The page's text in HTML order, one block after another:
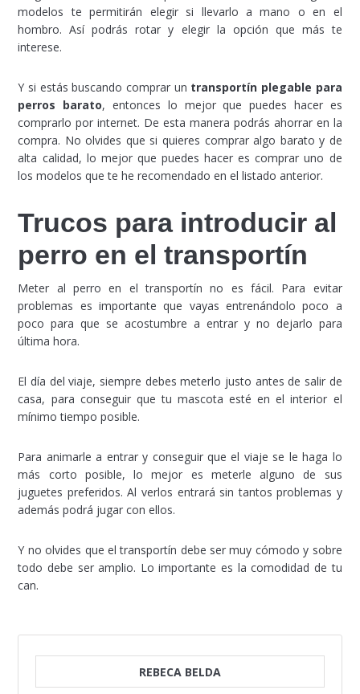
modelos te permitirán elegir si llevarlo a mano o en el
hombro. Así podrás rotar y elegir la opción que más te
interese.
Y si estás buscando comprar un transportín plegable para
perros barato, entonces lo mejor que puedes hacer es
comprarlo por internet. De esta manera podrás ahorrar en la
compra. No olvides que si quieres comprar algo barato y de
alta calidad, lo mejor que puedes hacer es comprar uno de
los modelos que te he recomendado en el listado anterior.
Trucos para introducir al
perro en el transportín
Meter al perro en el transportín no es fácil. Para evitar
problemas es importante que vayas entrenándolo poco a
poco para que se acostumbre a entrar y no dejarlo para
última hora.
El día del viaje, siempre debes meterlo justo antes de salir de
casa, para conseguir que tu mascota esté en el interior el
mínimo tiempo posible.
Para animarle a entrar y conseguir que el viaje se le haga lo
más corto posible, lo mejor es meterle alguno de sus
juguetes preferidos. Al verlos entrará sin tantos problemas y
además podrá jugar con ellos.
Y no olvides que el transportín debe ser muy cómodo y sobre
todo debe ser amplio. Lo importante es la comodidad de tu
can.
REBECA BELDA